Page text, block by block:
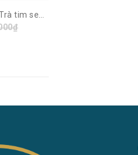
tim sen)